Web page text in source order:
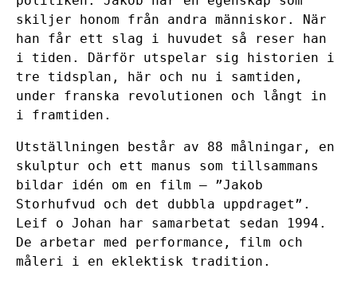
skiljer honom från andra människor. När
han får ett slag i huvudet så reser han
i tiden. Därför utspelar sig historien i
tre tidsplan, här och nu i samtiden,
under franska revolutionen och långt in
i framtiden.
Utställningen består av 88 målningar, en
skulptur och ett manus som tillsammans
bildar idén om en film – ”Jakob
Storhufvud och det dubbla uppdraget”.
Leif o Johan har samarbetat sedan 1994.
De arbetar med performance, film och
måleri i en eklektisk tradition.